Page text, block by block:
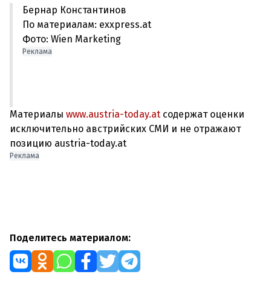
Бернар Константинов
По материалам: exxpress.at
Фото: Wien Marketing
Реклама
Материалы www.austria-today.at содержат оценки
исключительно австрийских СМИ и не отражают
позицию austria-today.at
Реклама
Поделитесь материалом: